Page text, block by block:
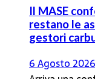
Il MASE
restano le
gestori
6 Agosto 2026